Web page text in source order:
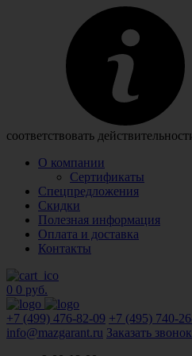
соответствовать
О компании
Сертификаты
Спецпредложения
Скидки
Полезная информация
Оплата и доставка
Контакты
0 0 руб.
+7 (499) 476-82-09 +7 (495) 740-
info@mazgarant.ru Заказать звонок